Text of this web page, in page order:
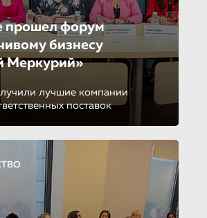
прошел форум
бизнесу
Меркурий»
лучшие компании
поставок